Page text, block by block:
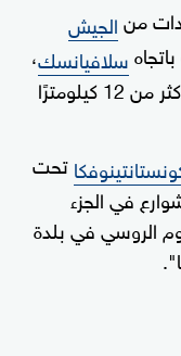
منالجيش
سلافيانسك،
وتحرك خط المواجهة للعمليات القتالية أكثر من 12 كيلومترًا
تحت
في الجزء
الروسي في بلدة